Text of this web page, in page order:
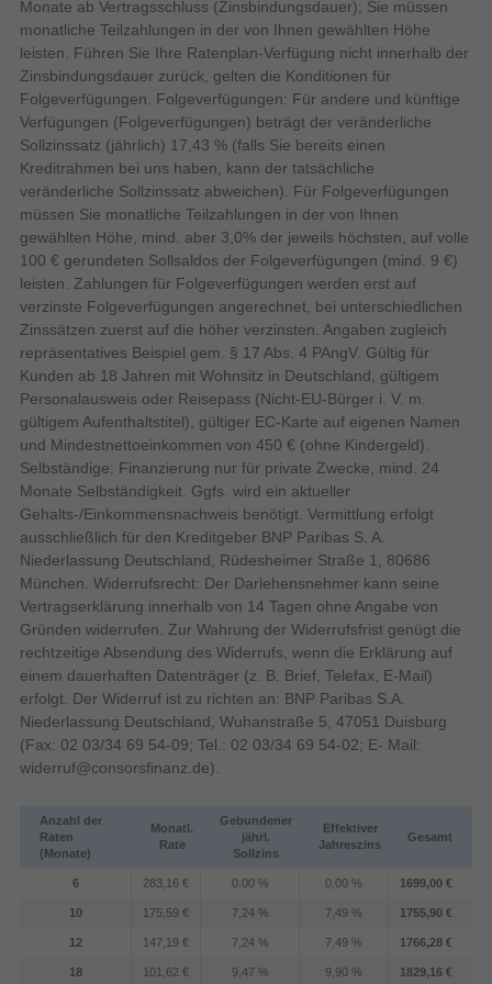
Rate) über die HDMI-Schnittstellen
Einfache Bedienung und vielfältige Anschlüsse im Alltag
Der Fernseher lässt sich flexibel im Wohnraum platzieren und
ruht stabil auf einem mittigen Standfuß. Das Gesamtgewicht des
Modells inklusive Standfuß beträgt 18,4 kg. Für den TV-Empfang
ist ein digitaler Tuner integriert, der die Signalformate DVB-T2,
DVB-S2 und DVB-C verarbeitet. Ein integrierter elektronischer
Programmführer (EPG) erleichtert die tägliche Programmwahl,
während Hybrid Broadcast Broadband TV (HbbTV) den
schnellen Zugriff auf Mediatheken ermöglicht. Für externe
Zuspieler und Soundanlagen stehen insgesamt vier HDMI-
Anschlüsse, zwei USB 2.0 Anschlüsse, ein optischer Audio-
Digitalausgang sowie ein Ethernet-LAN-Anschluss bereit. Eine
drahtlose Verbindung wird über modernes WLAN mit dem
Standard Wi-Fi 6E sowie über Bluetooth realisiert. Die
Tonausgabe erfolgt über ein integriertes 2.2-Kanal-Audiosystem
mitDolby Atmosund adaptivem Klang, das sich mit kompatiblen
LG-Soundbars über WOW Orchestra abstimmen lässt.
Der Fernseher OLED65C69LB liefert eine beeindruckende
Kombination aus hoher OLED-Bildqualität, smarten
Betriebssystemfunktionen und durchdachten Gaming-Features,
die das Fernseherlebnis bereichern.
Wie liefert der LG OLED evo C6 eine überragende
Bildqualität?
Steige mit dem LG OLED evo C6 in die nächste Generation von
OLED ein. Der Brightness Booster verbessert jeden Frame mit
Bilder, unterstützt durch perfektes Schwarz, das unter allen
Lichtverhältnissen für Tiefe sorgt, und perfekte Farben,
zertifiziert für 100 % Farbvolumen und Farbtreue. Der OLED evo
unter den meisten Sichtbedingungen zu liefern, egal ob hell oder
RMS-Leistung 40 W
Eingebaute Audio-Decoder
Verbesserter Audio-
Rückkanal (eARC)
Adaptiver Klang
Automatische Helligkeits
Kontrolle
Motion Interpolation
Technologie
OLED Bewegung
Bildschirmtechnologie
Bildqualität
Display-Bildwiederholrate
165 Hz, 144 Hz
Anzahl der Farben des
1 Milliarden Farben
Bildschirmformateinstellunge
n
16:9
Bildwiederholfrequenz
Bildschirmdiagonale (cm) 164 cm
Display-Auflösung 3840 x 2160 Pixel
Farbtiefe 10 Bit
Design
Monate ab Vertragsschluss (Zinsbindungsdauer); Sie müssen
monatliche Teilzahlungen in der von Ihnen gewählten Höhe
leisten. Führen Sie Ihre Ratenplan-Verfügung nicht innerhalb der
Zinsbindungsdauer zurück, gelten die Konditionen für
Folgeverfügungen. Folgeverfügungen: Für andere und künftige
Verfügungen (Folgeverfügungen) beträgt der veränderliche
Sollzinssatz (jährlich) 17,43 % (falls Sie bereits einen
Kreditrahmen bei uns haben, kann der tatsächliche
veränderliche Sollzinssatz abweichen). Für Folgeverfügungen
müssen Sie monatliche Teilzahlungen in der von Ihnen
gewählten Höhe, mind. aber 3,0% der jeweils höchsten, auf volle
100 € gerundeten Sollsaldos der Folgeverfügungen (mind. 9 €)
leisten. Zahlungen für Folgeverfügungen werden erst auf
verzinste Folgeverfügungen angerechnet, bei unterschiedlichen
Zinssätzen zuerst auf die höher verzinsten. Angaben zugleich
repräsentatives Beispiel gem. § 17 Abs. 4 PAngV. Gültig für
Kunden ab 18 Jahren mit Wohnsitz in Deutschland, gültigem
Personalausweis oder Reisepass (Nicht-EU-Bürger i. V. m.
gültigem Aufenthaltstitel), gültiger EC-Karte auf eigenen Namen
und Mindestnettoeinkommen von 450 € (ohne Kindergeld).
Selbständige: Finanzierung nur für private Zwecke, mind. 24
Monate Selbständigkeit. Ggfs. wird ein aktueller
Gehalts-/Einkommensnachweis benötigt. Vermittlung erfolgt
ausschließlich für den Kreditgeber BNP Paribas S. A.
Niederlassung Deutschland, Rüdesheimer Straße 1, 80686
München. Widerrufsrecht: Der Darlehensnehmer kann seine
Vertragserklärung innerhalb von 14 Tagen ohne Angabe von
Gründen widerrufen. Zur Wahrung der Widerrufsfrist genügt die
rechtzeitige Absendung des Widerrufs, wenn die Erklärung auf
einem dauerhaften Datenträger (z. B. Brief, Telefax, E-Mail)
erfolgt. Der Widerruf ist zu richten an: BNP Paribas S.A.
Niederlassung Deutschland, Wuhanstraße 5, 47051 Duisburg
(Fax: 02 03/34 69 54-09; Tel.: 02 03/34 69 54-02; E- Mail:
widerruf@consorsfinanz.de).
Anzahl der
Raten
(Monate)
Monatl.
Rate
Gebundener
jährl.
Sollzins
Effektiver
Jahreszins
Gesamt
6 283,16 € 0,00 % 0,00 % 1699,00 €
10 175,59 € 7,24 % 7,49 % 1755,90 €
12 147,19 € 7,24 % 7,49 % 1766,28 €
18 101,62 € 9,47 % 9,90 % 1829,16 €